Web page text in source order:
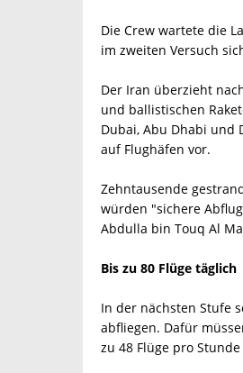
Die Crew wartete die
im zweiten Versuch
Der Iran überzieht
und ballistischen
Dubai, Abu Dhabi und
auf Flughäfen vor.
Zehntausende
würden "sichere
Abdulla bin Touq Al
Bis zu 80 Flüge täglich
In der nächsten Stufe
abfliegen. Dafür
zu 48 Flüge pro